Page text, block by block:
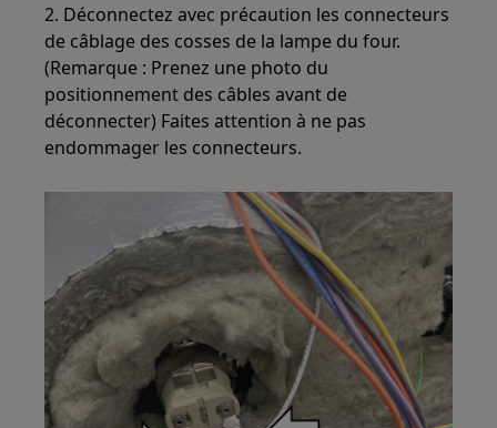
2. Déconnectez avec précaution les connecteurs
de câblage des cosses de la lampe du four.
(Remarque : Prenez une photo du
positionnement des câbles avant de
déconnecter) Faites attention à ne pas
endommager les connecteurs.